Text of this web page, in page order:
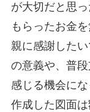
が大切だと思
もらったお金
親に感謝した
の意義や、普
感じる機会にな
作成した図面